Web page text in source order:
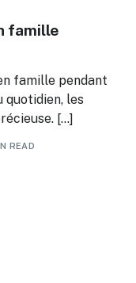
famille
famille pendant
quotidien, les
[…]
READ